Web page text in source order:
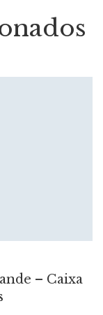
– Caixa